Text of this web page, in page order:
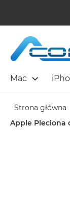
Mac
Strona główna
Apple Pleciona